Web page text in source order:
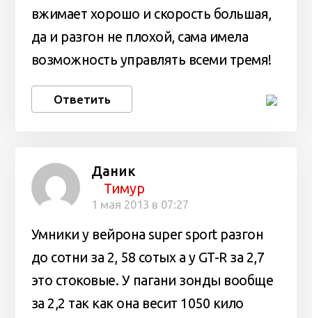
вжимает хорошо и скорость большая,
да и разгон не плохой, сама имела
возможность управлять всеми тремя!
Ответить
Даник
Тимур
1 мая 2013 в 07:27
Умники у вейрона super sport разгон
до сотни за 2, 58 сотых а у GT-R за 2,7
это стоковые. У пагани зонды вообще
за 2,2 так как она весит 1050 кило